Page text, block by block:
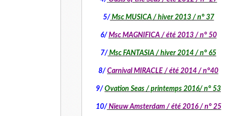
5/Msc MUSICA / hiver 2013 / n° 37
6/ Msc MAGNIFICA / été 2013 / n° 50
7/ Msc FANTASIA / hiver 2014 / n° 65
8/ Carnival MIRACLE / été 2014 / n°40
9/ Ovation Seas / printemps 2016/ n° 53
10/Nieuw Amsterdam / été 2016 / n° 25